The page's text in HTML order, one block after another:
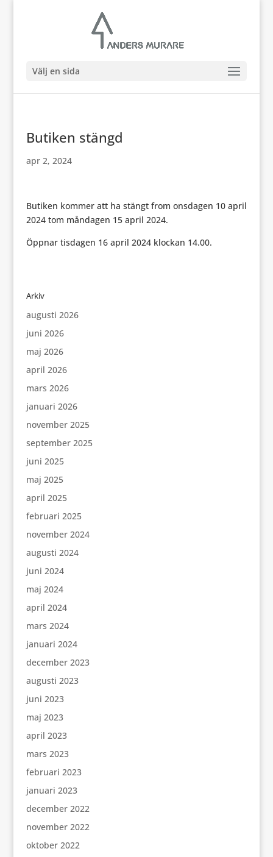
Välj en sida
Butiken stängd
apr 2, 2024
Butiken kommer att ha stängt from onsdagen 10 april
2024 tom måndagen 15 april 2024.
Öppnar tisdagen 16 april 2024 klockan 14.00.
Arkiv
augusti 2026
juni 2026
maj 2026
april 2026
mars 2026
januari 2026
november 2025
september 2025
juni 2025
maj 2025
april 2025
februari 2025
november 2024
augusti 2024
juni 2024
maj 2024
april 2024
mars 2024
januari 2024
december 2023
augusti 2023
juni 2023
maj 2023
april 2023
mars 2023
februari 2023
januari 2023
december 2022
november 2022
oktober 2022